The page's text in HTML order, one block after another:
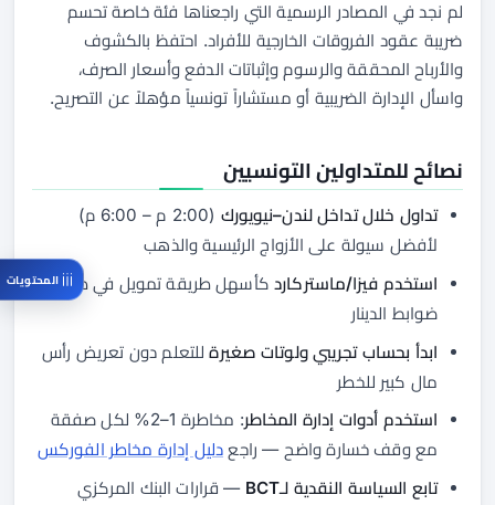
لم نجد في المصادر الرسمية التي راجعناها فئة خاصة تحسم
ضريبة عقود الفروقات الخارجية للأفراد. احتفظ بالكشوف
والأرباح المحققة والرسوم وإثباتات الدفع وأسعار الصرف،
واسأل الإدارة الضريبية أو مستشاراً تونسياً مؤهلاً عن التصريح.
نصائح للمتداولين التونسيين
تداول خلال تداخل لندن–نيويورك
(2:00 م – 6:00 م)
لأفضل سيولة على الأزواج الرئيسية والذهب
استخدم فيزا/ماستركاردكأسهل طريقة تمويل في ظل
ضوابط الدينار
ابدأ بحساب تجريبي ولوتات صغيرةللتعلم دون تعريض رأس
مال كبير للخطر
استخدم أدوات إدارة المخاطر
: مخاطرة 1–2% لكل صفقة
مع وقف خسارة واضح — راجع دليل إدارة مخاطر الفوركس
تابع السياسة النقدية لـBCT
— قرارات البنك المركزي
المحتويات